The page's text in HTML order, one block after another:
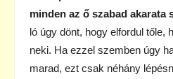
minden az ő szabad akarata
ló úgy dönt, hogy elfordul tőle,
neki. Ha ezzel szemben úgy
marad, ezt csak néhány